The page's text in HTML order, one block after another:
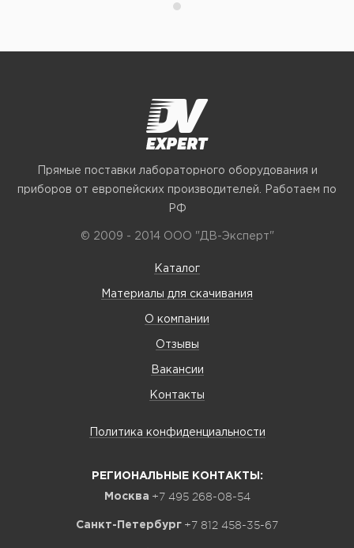
Прямые поставки лабораторного оборудования и
приборов от европейских производителей. Работаем по
РФ
© 2009 - 2014 ООО "ДВ-Эксперт"
Каталог
Материалы для скачивания
О компании
Отзывы
Вакансии
Контакты
Политика конфиденциальности
РЕГИОНАЛЬНЫЕ КОНТАКТЫ:
Москва +7 495 268-08-54
Санкт-Петербург +7 812 458-35-67